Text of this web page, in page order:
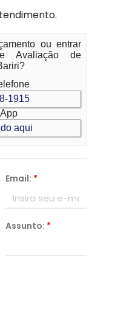
ou entrar
Avaliação de
1915
aqui
Email: *
Assunto: *